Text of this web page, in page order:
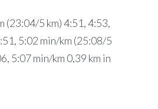
(23:04/5 km) 4:51, 4:53,
5:02 min/km (25:08/5
5:07 min/km 0,39 km in